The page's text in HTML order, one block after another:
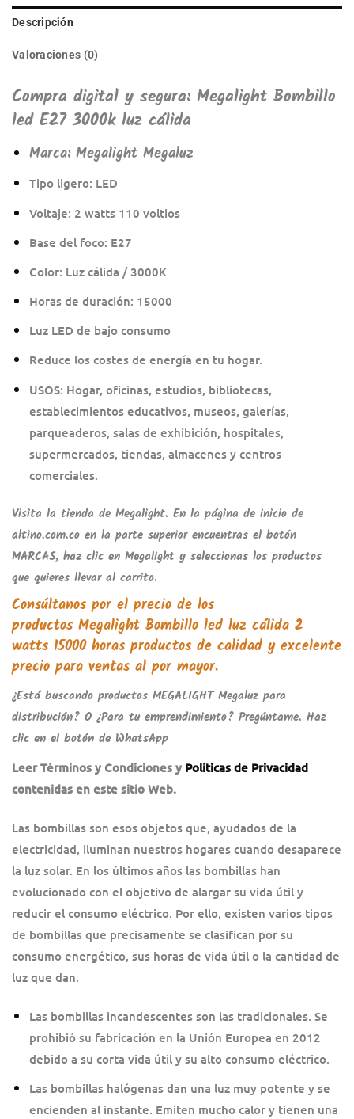
Descripción
Valoraciones (0)
Compra digital y segura: Megalight Bombillo
led E27 3000k luz cálida
Marca:Megalight Megaluz
Tipo ligero: LED
Voltaje: 2 watts 110 voltios
Base del foco: E27
Color: Luz cálida / 3000K
Horas de duración: 15000
Luz LED de bajo consumo
Reduce los costes de energía en tu hogar.
USOS: Hogar, oficinas, estudios, bibliotecas,
establecimientos educativos, museos, galerías,
parqueaderos, salas de exhibición, hospitales,
supermercados, tiendas, almacenes y centros
comerciales.
Visita la tienda de Megalight. En la página de inicio de
altino.com.co en la parte superior encuentras el botón
MARCAS, haz clic en Megalight y seleccionas los productos
que quieres llevar al carrito.
Consúltanos por el precio de los
productos Megalight Bombillo led luz cálida 2
watts 15000 horas productos de calidad y excelente
precio para ventas al por mayor.
¿Está buscando productos MEGALIGHT Megaluzpara
distribución? O ¿Para tu emprendimiento? Pregúntame. Haz
clic en el botón de WhatsApp
Leer Términos y Condiciones y Políticas de Privacidad
contenidas en este sitio Web.
Las bombillas son esos objetos que, ayudados de la
electricidad, iluminan nuestros hogares cuando desaparece
la luz solar. En los últimos años las bombillas han
evolucionado con el objetivo de alargar su vida útil y
reducir el consumo eléctrico. Por ello, existen varios tipos
de bombillas que precisamente se clasifican por su
consumo energético, sus horas de vida útil o la cantidad de
luz que dan.
Las bombillas incandescentes son las tradicionales. Se
prohibió su fabricación en la Unión Europea en 2012
debido a su corta vida útil y su alto consumo eléctrico.
Las bombillas halógenas dan una luz muy potente y se
encienden al instante. Emiten mucho calor y tienen una